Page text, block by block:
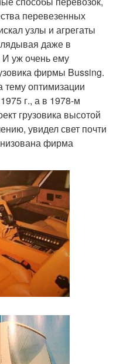
перевезенных
узлы и агрегаты
даже в
И уж очень ему
фирмы Bussing.
тему оптимизации
г., а в 1978-м
грузовика высотой
увидел свет почти
фирма